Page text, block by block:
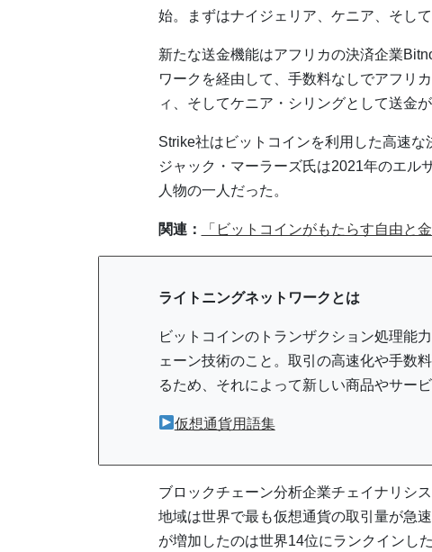
始。まずはナイジェリア、ケニア、そし
新たな送金機能はアフリカの決済企業
ワークを経由して、手数料なしでアフリ
ィ、そしてケニア・シリングとして送金が
Strike社はビットコインを利用した高速
ジャック・マーラーズ氏は2021年のエル
人物の一人だった。
関連： 「ビットコインがもたらす自由と
ライトニングネットワークとは
ビットコインのトランザクション処理能
ェーン技術のこと。取引の高速化や手数
るため、それによって新しい商品やサー
仮想通貨用語集
ブロックチェーン分析企業チェイナリシ
地域は世界で最も仮想通貨の取引量が急
が増加したのは世界14位にランクインし